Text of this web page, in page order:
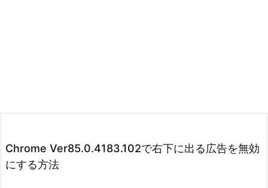
Chrome Ver85.0.4183.102で右下に出る広告を無効
にする方法